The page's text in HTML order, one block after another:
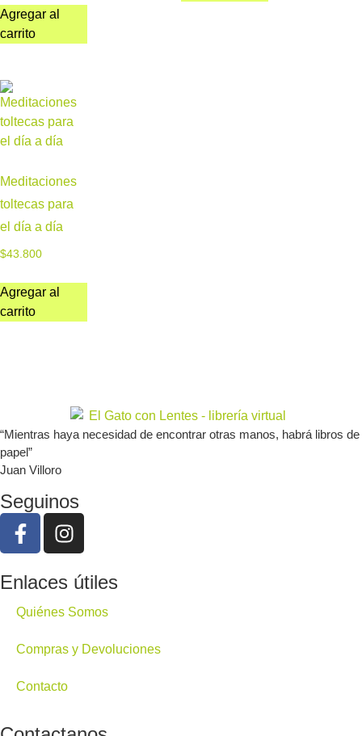
Agregar al
carrito
Meditaciones
toltecas para
el día a día
$43.800
Agregar al
carrito
“Mientras haya necesidad de encontrar otras manos, habrá libros de
papel”
Juan Villoro
Seguinos
Enlaces útiles
Quiénes Somos
Compras y Devoluciones
Contacto